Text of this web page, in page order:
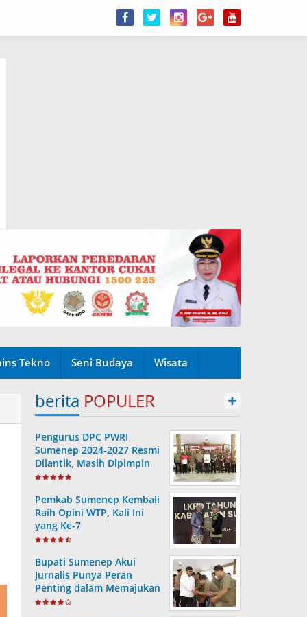
Tekno Seni Budaya Wisata
berita POPULER +
Pengurus DPC PWRI
Sumenep 2024-2027 Resmi
Dilantik, Masih Dipimpin
Rusydiyono
Pemkab Sumenep Kembali
Raih Opini WTP, Kali Ini
yang Ke-7
Bupati Sumenep Akui
Jurnalis Punya Peran
Penting dalam Memajukan
Daerah